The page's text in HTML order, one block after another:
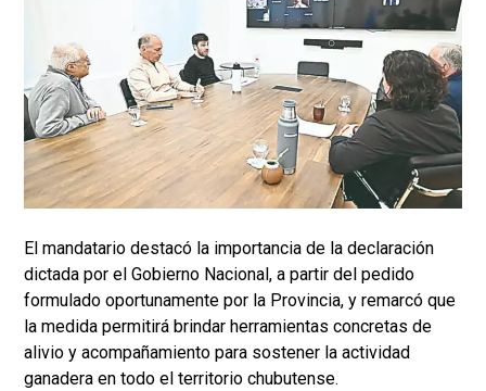
El mandatario destacó la importancia de la declaración
dictada por el Gobierno Nacional, a partir del pedido
formulado oportunamente por la Provincia, y remarcó que
la medida permitirá brindar herramientas concretas de
alivio y acompañamiento para sostener la actividad
ganadera en todo el territorio chubutense.